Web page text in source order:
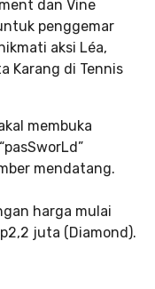
dan Vine
penggemar
aksi Léa,
Karang di Tennis
membuka
mendatang.
harga mulai
juta (Diamond).